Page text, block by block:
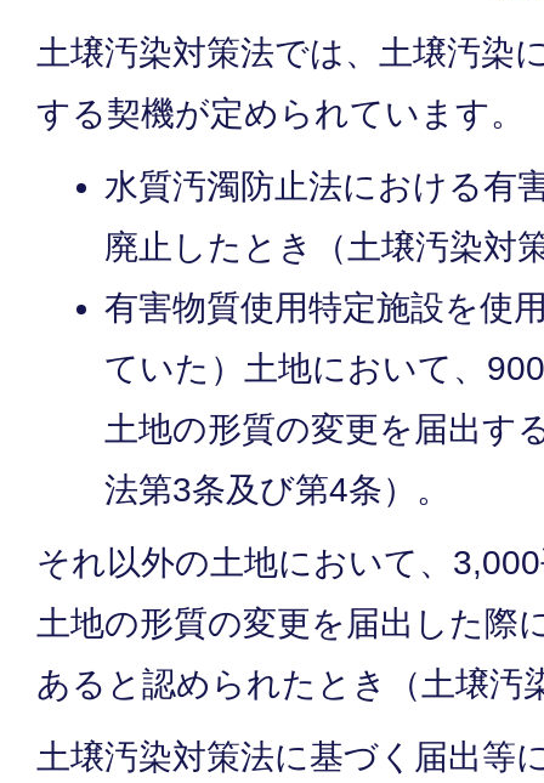
土壌汚染対策法では、土壌汚染
する契機が定められています。
水質汚濁防止法における有
廃止したとき（土壌汚染対
有害物質使用特定施設を使
ていた）土地において、
土地の形質の変更を届出す
法第3条及び第4条）。
それ以外の土地において、
土地の形質の変更を届出した際
あると認められたとき（土壌汚
土壌汚染対策法に基づく届出等